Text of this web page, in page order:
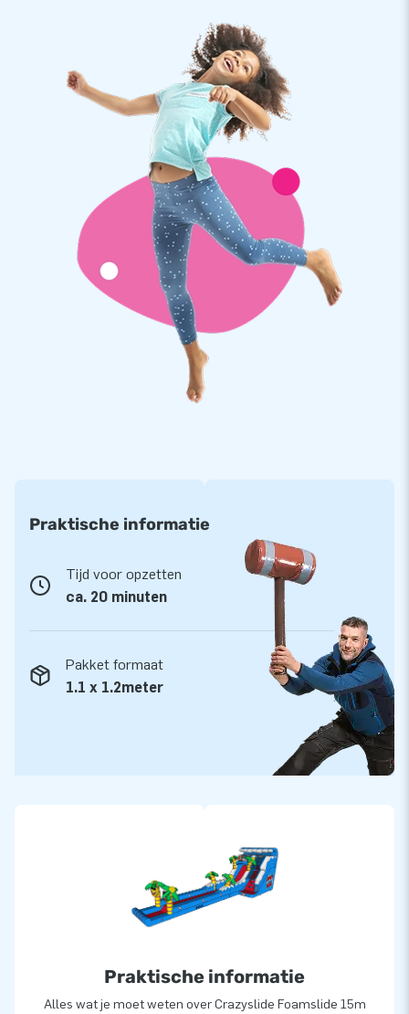
bent naar een kwalitatief sterke opblaasbare waterglijbaan.
Bovendien krijg je er garantie op. De opblaas waterglijbaan is
gemaakt van sterk, hoge kwaliteit PVC. Dit betekent dat hij
lang meegaat en dat hij gemakkelijk is schoon te houden. Zo
weet je zeker dat je jarenlang plezier hebt van deze inflatable.
Al duizenden klanten kozen voor JB Inflatables
We zijn er trots op dat al duizenden klanten kozen om een
inflatable van ons aan te schaffen. Al jarenlang laten we
mensen wereldwijd een gat in de lucht springen. Met dank aan
ons team van designers, ontwikkelaars en logistiek
medewerkers. Zij leveren unieke opblaasattracties die door
steeds meer klanten gewaardeerd worden. Dat in combinatie
met onze professionele service en levering maken ons een
toonaangevende leverancier van springkastelen.
Praktische informatie
Tijd voor opzetten
ca. 20 minuten
Pakket formaat
1.1 x 1.2meter
Praktische informatie
Alles wat je moet weten over Crazyslide Foamslide 15m